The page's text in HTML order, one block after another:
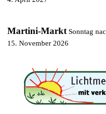
Martini-Markt Sonntag
15. November 2026